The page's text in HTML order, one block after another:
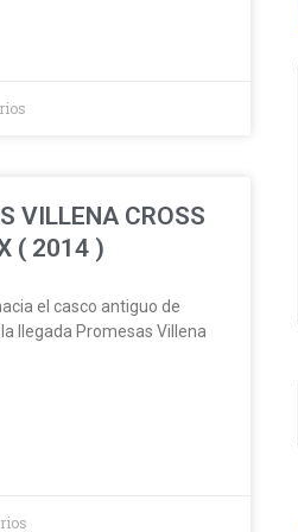
VILLENA CROSS
( 2014 )
el casco antiguo de
llegada Promesas Villena